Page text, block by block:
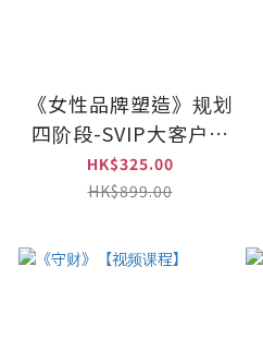
《女性品牌塑造》规划
四阶段-SVIP大客户升
级18节
HK$325.00
HK$899.00